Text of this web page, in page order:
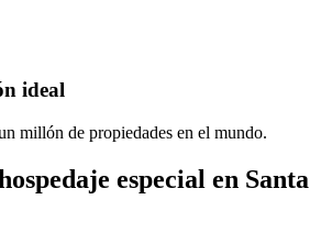
ideal
millón de propiedades en el mundo.
especial en Santa